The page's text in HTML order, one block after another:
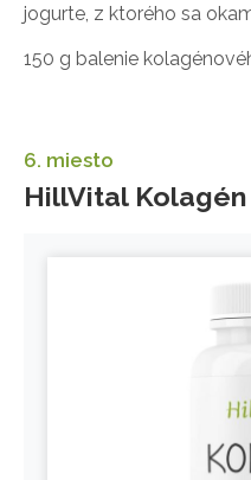
jogurte, z ktorého sa
150 g balenie
6. miesto
HillVital